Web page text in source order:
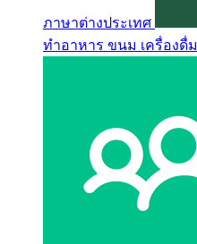
ภาษาต่างประเทศ
ทำอาหาร ขนม เครื่องดื่ม